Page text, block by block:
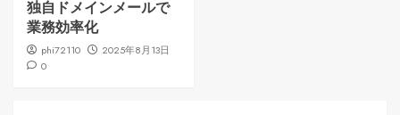
独自ドメインメールで
業務効率化
phi72110
2025年8月13日
0